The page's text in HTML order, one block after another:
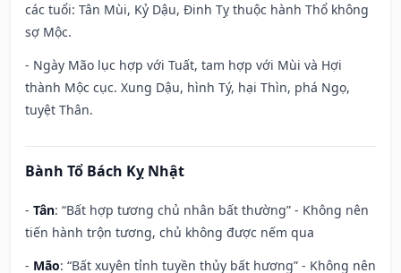
các tuổi: Tân Mùi, Kỷ Dậu, Đinh Tỵ thuộc hành Thổ không
sợ Mộc.
- Ngày Mão lục hợp với Tuất, tam hợp với Mùi và Hợi
thành Mộc cục. Xung Dậu, hình Tý, hại Thìn, phá Ngọ,
tuyệt Thân.
Bành Tổ Bách Kỵ Nhật
- Tân: “Bất hợp tương chủ nhân bất thường” - Không nên
tiến hành trộn tương, chủ không được nếm qua
- Mão: “Bất xuyên tỉnh tuyền thủy bất hương” - Không nên